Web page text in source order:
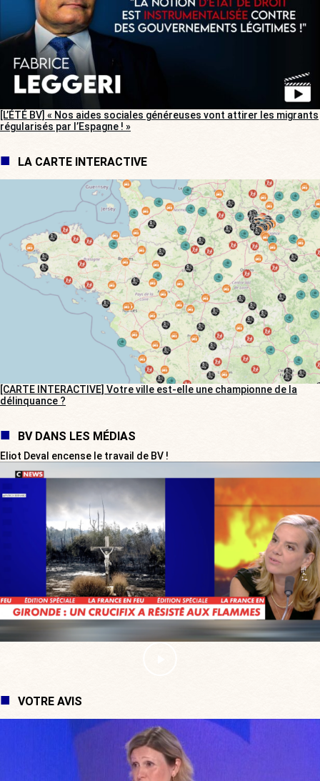
[L’ÉTÉ BV] « Nos aides sociales généreuses vont attirer les migrants
régularisés par l’Espagne ! »
LA CARTE INTERACTIVE
[CARTE INTERACTIVE] Votre ville est-elle une championne de la
délinquance ?
BV DANS LES MÉDIAS
Eliot Deval encense le travail de BV !
VOTRE AVIS